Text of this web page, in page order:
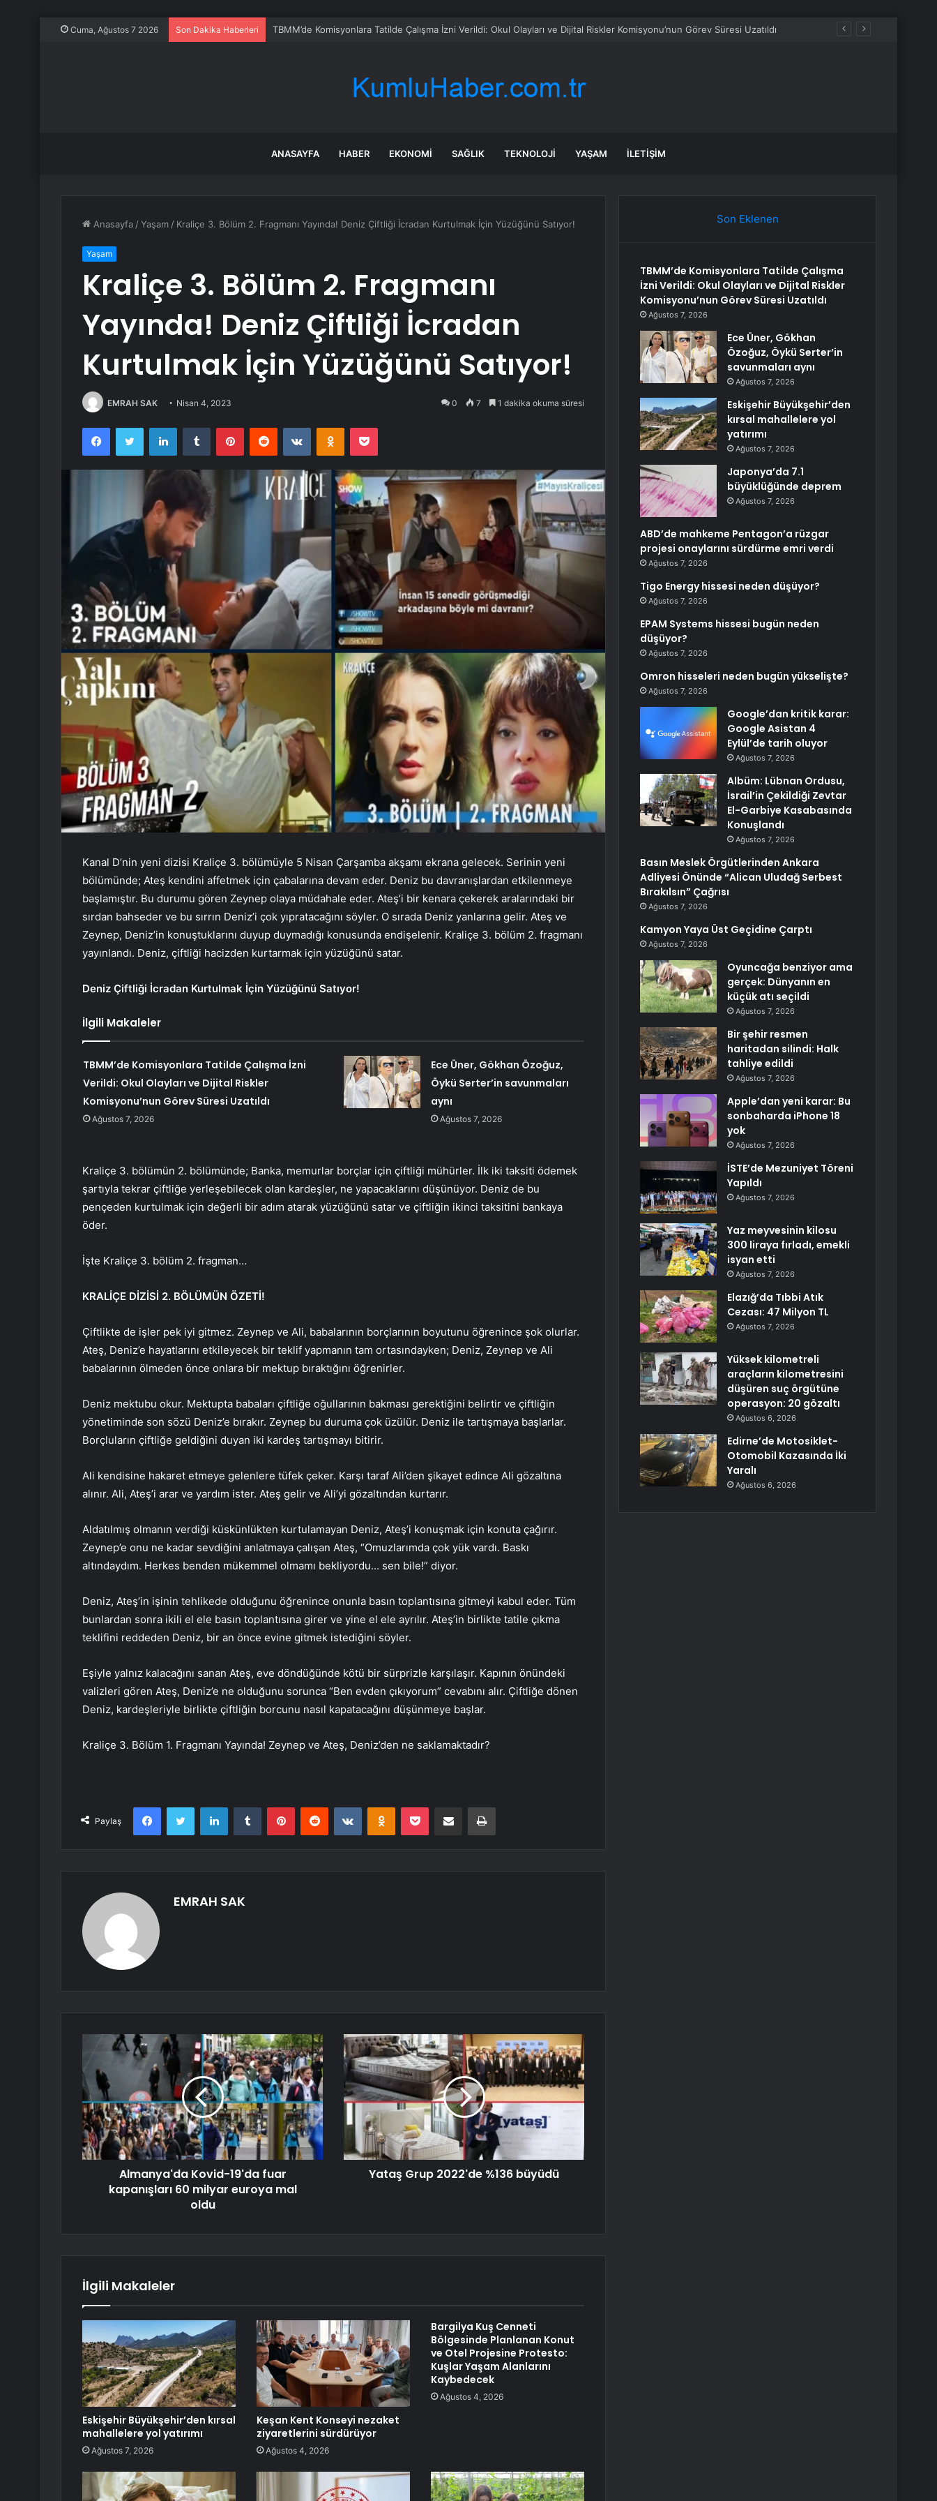
Cuma, Ağustos 7 2026 Son Dakika Haberleri TBMM’de Komisyonlara Tatilde Çalışma İzni Verildi: Okul Olayları ve Dijital Riskler Komisyonu’nun Görev Süresi Uzatıldı
ANASAYFA HABER EKONOMI SAĞLIK TEKNOLOJI YAŞAM İLETIŞIM
Anasayfa /Yaşam / Kraliçe 3. Bölüm 2. Fragmanı Yayında! Deniz Çiftliği İcradan Kurtulmak İçin Yüzüğünü Satıyor!
Yaşam
Kraliçe 3. Bölüm 2. Fragmanı
Yayında! Deniz Çiftliği İcradan
Kurtulmak İçin Yüzüğünü Satıyor!
EMRAH SAK Nisan 4, 2023 0 7 1 dakika okuma süresi
FacebookTwitter LinkedInTumblr PinterestReddit VKontakteOdnoklassniki
Pocket
Kanal D’nin yeni dizisi Kraliçe 3. bölümüyle 5 Nisan Çarşamba akşamı ekrana gelecek. Serinin yeni
bölümünde; Ateş kendini affetmek için çabalarına devam eder. Deniz bu davranışlardan etkilenmeye
başlamıştır. Bu durumu gören Zeynep olaya müdahale eder. Ateş’i bir kenara çekerek aralarındaki bir
sırdan bahseder ve bu sırrın Deniz’i çok yıpratacağını söyler. O sırada Deniz yanlarına gelir. Ateş ve
Zeynep, Deniz’in konuştuklarını duyup duymadığı konusunda endişelenir. Kraliçe 3. bölüm 2. fragmanı
yayınlandı. Deniz, çiftliği hacizden kurtarmak için yüzüğünü satar.
Deniz Çiftliği İcradan Kurtulmak İçin Yüzüğünü Satıyor!
İlgili Makaleler
TBMM’de Komisyonlara Tatilde Çalışma İzni
Verildi: Okul Olayları ve Dijital Riskler
Komisyonu’nun Görev Süresi Uzatıldı
Ağustos 7, 2026
Ece Üner, Gökhan Özoğuz,
Öykü Serter’in savunmaları
aynı
Ağustos 7, 2026
Kraliçe 3. bölümün 2. bölümünde; Banka, memurlar borçlar için çiftliği mühürler. İlk iki taksiti ödemek
şartıyla tekrar çiftliğe yerleşebilecek olan kardeşler, ne yapacaklarını düşünüyor. Deniz de bu
pençeden kurtulmak için değerli bir adım atarak yüzüğünü satar ve çiftliğin ikinci taksitini bankaya
öder.
İşte Kraliçe 3. bölüm 2. fragman…
KRALİÇE DİZİSİ 2. BÖLÜMÜN ÖZETİ!
Çiftlikte de işler pek iyi gitmez. Zeynep ve Ali, babalarının borçlarının boyutunu öğrenince şok olurlar.
Ateş, Deniz’e hayatlarını etkileyecek bir teklif yapmanın tam ortasındayken; Deniz, Zeynep ve Ali
babalarının ölmeden önce onlara bir mektup bıraktığını öğrenirler.
Deniz mektubu okur. Mektupta babaları çiftliğe oğullarının bakması gerektiğini belirtir ve çiftliğin
yönetiminde son sözü Deniz’e bırakır. Zeynep bu duruma çok üzülür. Deniz ile tartışmaya başlarlar.
Borçluların çiftliğe geldiğini duyan iki kardeş tartışmayı bitirir.
Ali kendisine hakaret etmeye gelenlere tüfek çeker. Karşı taraf Ali’den şikayet edince Ali gözaltına
alınır. Ali, Ateş’i arar ve yardım ister. Ateş gelir ve Ali’yi gözaltından kurtarır.
Aldatılmış olmanın verdiği küskünlükten kurtulamayan Deniz, Ateş’i konuşmak için konuta çağırır.
Zeynep’e onu ne kadar sevdiğini anlatmaya çalışan Ateş, “Omuzlarımda çok yük vardı. Baskı
altındaydım. Herkes benden mükemmel olmamı bekliyordu… sen bile!” diyor.
Deniz, Ateş’in işinin tehlikede olduğunu öğrenince onunla basın toplantısına gitmeyi kabul eder. Tüm
bunlardan sonra ikili el ele basın toplantısına girer ve yine el ele ayrılır. Ateş’in birlikte tatile çıkma
teklifini reddeden Deniz, bir an önce evine gitmek istediğini söyler.
Eşiyle yalnız kalacağını sanan Ateş, eve döndüğünde kötü bir sürprizle karşılaşır. Kapının önündeki
valizleri gören Ateş, Deniz’e ne olduğunu sorunca “Ben evden çıkıyorum” cevabını alır. Çiftliğe dönen
Deniz, kardeşleriyle birlikte çiftliğin borcunu nasıl kapatacağını düşünmeye başlar.
Kraliçe 3. Bölüm 1. Fragmanı Yayında! Zeynep ve Ateş, Deniz’den ne saklamaktadır?
Paylaş
FacebookTwitter LinkedInTumblr PinterestReddit VKontakteOdnoklassniki
Pocket E-Posta ile paylaş Yazdır
EMRAH SAK
Almanya'da Kovid-19'da fuar
kapanışları 60 milyar euroya mal
oldu
Yataş Grup 2022'de %136 büyüdü
İlgili Makaleler
Eskişehir Büyükşehir’den kırsal
mahallelere yol yatırımı
Ağustos 7, 2026
Keşan Kent Konseyi nezaket
ziyaretlerini sürdürüyor
Ağustos 4, 2026
Bargilya Kuş Cenneti
Bölgesinde Planlanan Konut
ve Otel Projesine Protesto:
Kuşlar Yaşam Alanlarını
Kaybedecek
Ağustos 4, 2026
Son Eklenen
TBMM’de Komisyonlara Tatilde Çalışma
İzni Verildi: Okul Olayları ve Dijital Riskler
Komisyonu’nun Görev Süresi Uzatıldı
Ağustos 7, 2026
Ece Üner, Gökhan
Özoğuz, Öykü Serter’in
savunmaları aynı
Ağustos 7, 2026
Eskişehir Büyükşehir’den
kırsal mahallelere yol
yatırımı
Ağustos 7, 2026
Japonya’da 7.1
büyüklüğünde deprem
Ağustos 7, 2026
ABD’de mahkeme Pentagon’a rüzgar
projesi onaylarını sürdürme emri verdi
Ağustos 7, 2026
Tigo Energy hissesi neden düşüyor?
Ağustos 7, 2026
EPAM Systems hissesi bugün neden
düşüyor?
Ağustos 7, 2026
Omron hisseleri neden bugün yükselişte?
Ağustos 7, 2026
Google’dan kritik karar:
Google Asistan 4
Eylül’de tarih oluyor
Ağustos 7, 2026
Albüm: Lübnan Ordusu,
İsrail’in Çekildiği Zevtar
El-Garbiye Kasabasında
Konuşlandı
Ağustos 7, 2026
Basın Meslek Örgütlerinden Ankara
Adliyesi Önünde “Alican Uludağ Serbest
Bırakılsın” Çağrısı
Ağustos 7, 2026
Kamyon Yaya Üst Geçidine Çarptı
Ağustos 7, 2026
Oyuncağa benziyor ama
gerçek: Dünyanın en
küçük atı seçildi
Ağustos 7, 2026
Bir şehir resmen
haritadan silindi: Halk
tahliye edildi
Ağustos 7, 2026
Apple’dan yeni karar: Bu
sonbaharda iPhone 18
yok
Ağustos 7, 2026
İSTE’de Mezuniyet Töreni
Yapıldı
Ağustos 7, 2026
Yaz meyvesinin kilosu
300 liraya fırladı, emekli
isyan etti
Ağustos 7, 2026
Elazığ’da Tıbbi Atık
Cezası: 47 Milyon TL
Ağustos 7, 2026
Yüksek kilometreli
araçların kilometresini
düşüren suç örgütüne
operasyon: 20 gözaltı
Ağustos 6, 2026
Edirne’de Motosiklet-
Otomobil Kazasında İki
Yaralı
Ağustos 6, 2026